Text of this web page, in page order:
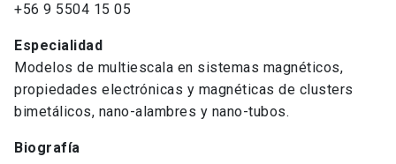
+56 9 5504 15 05
Especialidad
Modelos de multiescala en sistemas magnéticos,
propiedades electrónicas y magnéticas de clusters
bimetálicos, nano-alambres y nano-tubos.
Biografía